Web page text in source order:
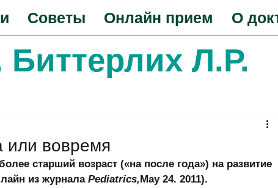
Советы Онлайн прием О
Биттерлих Л.Р.
или вовремя
старший возраст («на после года») на развитие
из журнала Pediatrics,May 24. 2011).